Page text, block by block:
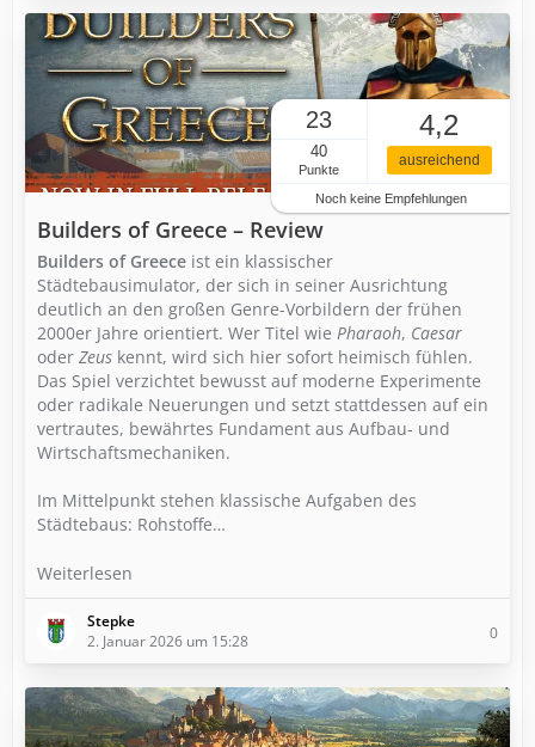
23
40
Punkte
4,2
ausreichend
Noch keine Empfehlungen
Builders of Greece – Review
Builders of Greece ist ein klassischer
Städtebausimulator, der sich in seiner Ausrichtung
deutlich an den großen Genre-Vorbildern der frühen
2000er Jahre orientiert. Wer Titel wie Pharaoh, Caesar
oder Zeus kennt, wird sich hier sofort heimisch fühlen.
Das Spiel verzichtet bewusst auf moderne Experimente
oder radikale Neuerungen und setzt stattdessen auf ein
vertrautes, bewährtes Fundament aus Aufbau- und
Wirtschaftsmechaniken.
Im Mittelpunkt stehen klassische Aufgaben des
Städtebaus: Rohstoffe…
Weiterlesen
Stepke
2. Januar 2026 um 15:28
0